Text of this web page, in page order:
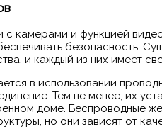
камерами и функцией
безопасность.
и каждый из них имеет
в использовании
Тем не менее, их
доме. Беспроводные
но они зависят от